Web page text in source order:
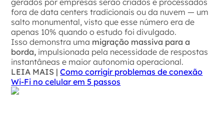
fora de data centers tradicionais ou da nuvem — um
salto monumental, visto que esse número era de
apenas 10% quando o estudo foi divulgado.
Isso demonstra uma migração massiva para a
borda, impulsionada pela necessidade de respostas
instantâneas e maior autonomia operacional.
LEIA MAIS |Como corrigir problemas de conexão
Wi-Fi no celular em 5 passos